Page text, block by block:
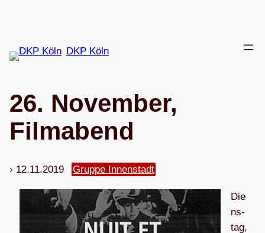
springen
DKP Köln
26. Novem­ber,
Filmabend
12.11.2019 Gruppe Innenstadt
Die
ns­
tag,